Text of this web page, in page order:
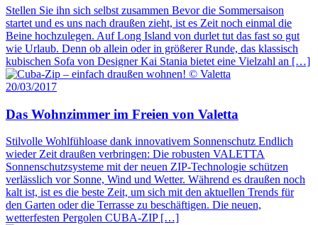
Stellen Sie ihn sich selbst zusammen Bevor die Sommersaison
startet und es uns nach draußen zieht, ist es Zeit noch einmal die
Beine hochzulegen. Auf Long Island von durlet tut das fast so gut
wie Urlaub. Denn ob allein oder in größerer Runde, das klassisch
kubischen Sofa von Designer Kai Stania bietet eine Vielzahl an […]
20/03/2017
Das Wohnzimmer im Freien von Valetta
Stilvolle Wohlfühloase dank innovativem Sonnenschutz Endlich
wieder Zeit draußen verbringen: Die robusten VALETTA
Sonnenschutzsysteme mit der neuen ZIP-Technologie schützen
verlässlich vor Sonne, Wind und Wetter. Während es draußen noch
kalt ist, ist es die beste Zeit, um sich mit den aktuellen Trends für
den Garten oder die Terrasse zu beschäftigen. Die neuen,
wetterfesten Pergolen CUBA-ZIP […]